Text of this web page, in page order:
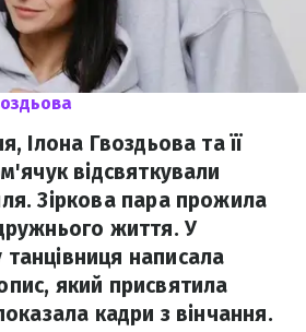
Ілона Гвоздьова та її
відсвяткували
Зіркова пара прожила
життя. У
написала
який присвятила
кадри з вінчання.